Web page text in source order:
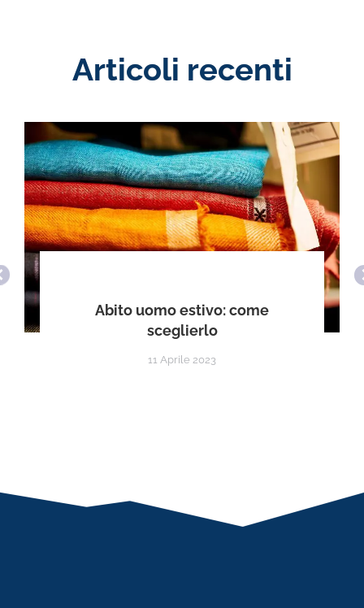
Articoli recenti
Abito uomo estivo: come
sceglierlo
11 Aprile 2023